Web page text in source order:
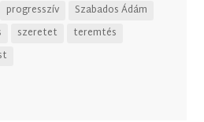
progresszív
Szabados Ádám
szeretet
teremtés